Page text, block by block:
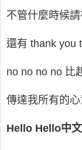
不管什麼時候
還有 thank you
no no no no 比
傳達我所有的心
Hello Hello中